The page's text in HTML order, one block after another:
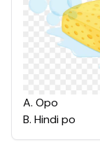
A. Opo
B. Hindi po